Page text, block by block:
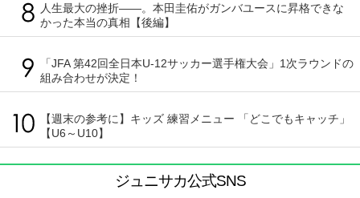
人生最大の挫折――。本田圭佑がガンバユースに昇格できな
かった本当の真相【後編】
「JFA 第42回全日本U-12サッカー選手権大会」1次ラウンドの
組み合わせが決定！
【週末の参考に】キッズ 練習メニュー 「どこでもキャッチ」
【U6～U10】
ジュニサカ公式SNS